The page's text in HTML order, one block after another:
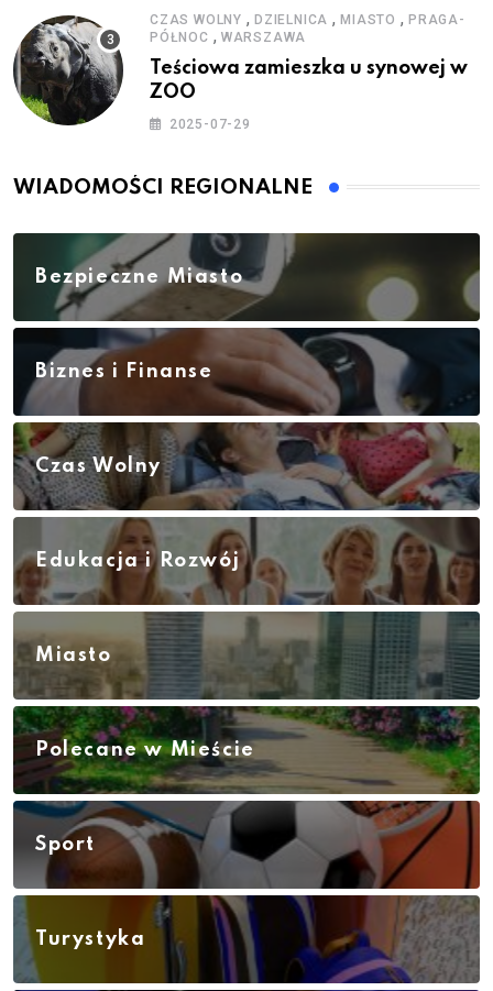
CZAS WOLNY , DZIELNICA ,MIASTO ,PRAGA-
PÓŁNOC , WARSZAWA
Teściowa zamieszka u synowej w
ZOO
2025-07-29
WIADOMOŚCI REGIONALNE
Bezpieczne Miasto
Biznes i Finanse
Czas Wolny
Edukacja i Rozwój
Miasto
Polecane w Mieście
Sport
Turystyka